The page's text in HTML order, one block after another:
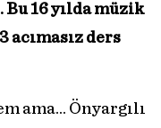
16 yılda müzik
ders
ama… Önyargılı